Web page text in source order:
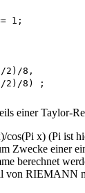
1;
2)/8,
einer Taylor-
x) (Pi ist
Zwecke einer
berechnet
von RIEMANN